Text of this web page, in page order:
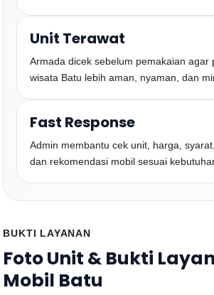
Unit Terawat
Armada dicek sebelum pemakaian agar
wisata Batu lebih aman, nyaman, dan
Fast Response
Admin membantu cek unit, harga,
dan rekomendasi mobil sesuai
BUKTI LAYANAN
Foto Unit & Bukti
Mobil Batu